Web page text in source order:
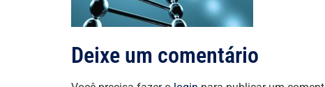
Deixe um comentário